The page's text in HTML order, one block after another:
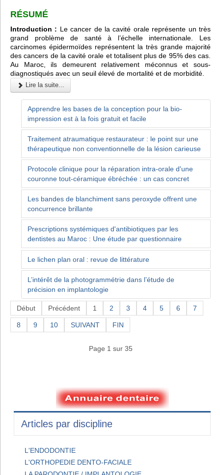
RÉSUMÉ
Introduction : Le cancer de la cavité orale représente un très
grand problème de santé à l’échelle internationale. Les
carcinomes épidermoïdes représentent la très grande majorité
des cancers de la cavité orale et totalisent plus de 95% des cas.
Au Maroc, ils demeurent relativement méconnus et sous-
diagnostiqués avec un seuil élevé de mortalité et de morbidité.
Lire la suite...
Apprendre les bases de la conception pour la bio-
impression est à la fois gratuit et facile
Traitement atraumatique restaurateur : le point sur une
thérapeutique non conventionnelle de la lésion carieuse
Protocole clinique pour la réparation intra-orale d'une
couronne tout-céramique ébréchée : un cas concret
Les bandes de blanchiment sans peroxyde offrent une
concurrence brillante
Prescriptions systémiques d'antibiotiques par les
dentistes au Maroc : Une étude par questionnaire
Le lichen plan oral : revue de littérature
L’intérêt de la photogrammétrie dans l’étude de
précision en implantologie
Début Précédent 1 2 3 4 5 6 7
8 9 10 SUIVANT FIN
Page 1 sur 35
Articles par discipline
L'ENDODONTIE
L'ORTHOPEDIE DENTO-FACIALE